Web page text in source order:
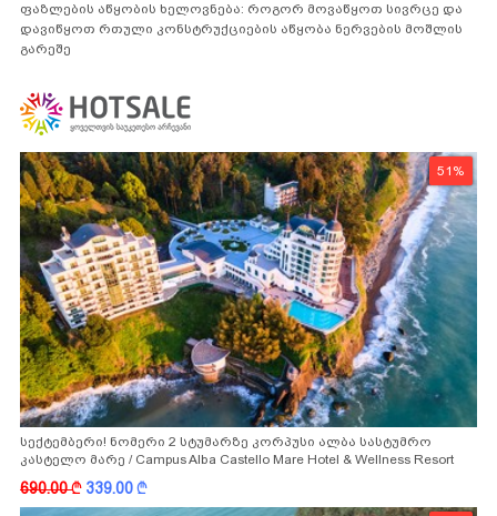
ფაზლების აწყობის ხელოვნება: როგორ მოვაწყოთ სივრცე და
დავიწყოთ რთული კონსტრუქციების აწყობა ნერვების მოშლის
გარეშე
51%
სექტემბერი! ნომერი 2 სტუმარზე კორპუსი ალბა სასტუმრო
კასტელო მარე / Campus Alba Castello Mare Hotel & Wellness Resort
690.00k 339.00k